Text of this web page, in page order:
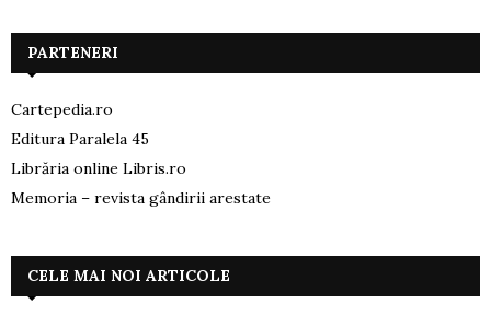
PARTENERI
Cartepedia.ro
Editura Paralela 45
Librăria online Libris.ro
Memoria – revista gândirii arestate
CELE MAI NOI ARTICOLE